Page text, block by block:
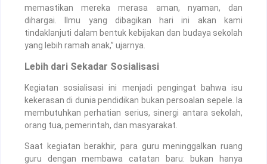
memastikan mereka merasa aman, nyaman, dan
dihargai. Ilmu yang dibagikan hari ini akan kami
tindaklanjuti dalam bentuk kebijakan dan budaya sekolah
yang lebih ramah anak,” ujarnya.
Lebih dari Sekadar Sosialisasi
Kegiatan sosialisasi ini menjadi pengingat bahwa isu
kekerasan di dunia pendidikan bukan persoalan sepele. Ia
membutuhkan perhatian serius, sinergi antara sekolah,
orang tua, pemerintah, dan masyarakat.
Saat kegiatan berakhir, para guru meninggalkan ruang
guru dengan membawa catatan baru: bukan hanya